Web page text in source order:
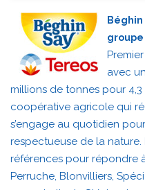
avec
millions de tonnes pour 4,3
coopérative agricole qui
s’engage au quotidien
respectueuse de la
références pour répondre
Perruche, Blonvilliers,